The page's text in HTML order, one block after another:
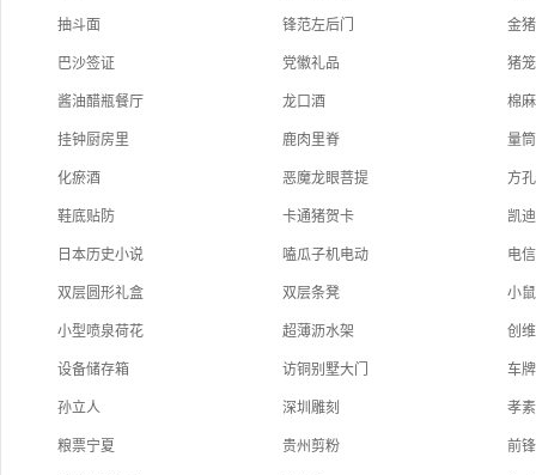
抽斗面 锋范左后门 金
巴沙签证 党徽礼品 猪
酱油醋瓶餐厅 龙口酒 棉
挂钟厨房里 鹿肉里脊 量
化瘀酒 恶魔龙眼菩提 方
鞋底贴防 卡通猪贺卡 凯
日本历史小说 嗑瓜子机电动 电
双层圆形礼盒 双层条凳 小
小型喷泉荷花 超薄沥水架 创
设备储存箱 访铜别墅大门 车
孙立人 深圳雕刻 孝
粮票宁夏 贵州剪粉 前